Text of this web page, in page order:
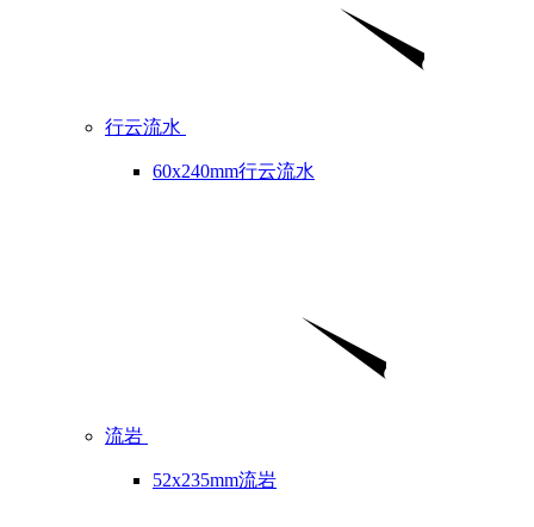
行云流水
60x240mm行云流水
流岩
52x235mm流岩